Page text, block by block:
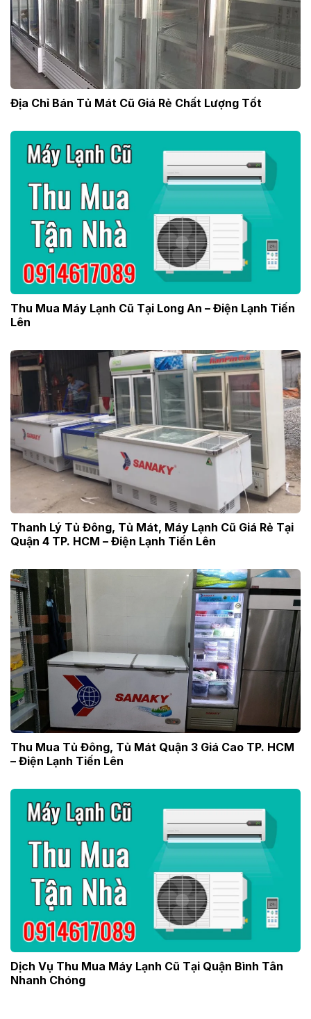
Địa Chỉ Bán Tủ Mát Cũ Giá Rẻ Chất Lượng Tốt
Thu Mua Máy Lạnh Cũ Tại Long An – Điện Lạnh Tiến
Lên
Thanh Lý Tủ Đông, Tủ Mát, Máy Lạnh Cũ Giá Rẻ Tại
Quận 4 TP. HCM – Điện Lạnh Tiến Lên
Thu Mua Tủ Đông, Tủ Mát Quận 3 Giá Cao TP. HCM
– Điện Lạnh Tiến Lên
Dịch Vụ Thu Mua Máy Lạnh Cũ Tại Quận Bình Tân
Nhanh Chóng